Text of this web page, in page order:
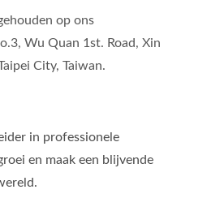
op ons
Wu Quan 1st. Road, Xin
City, Taiwan.
in professionele
en maak een blijvende